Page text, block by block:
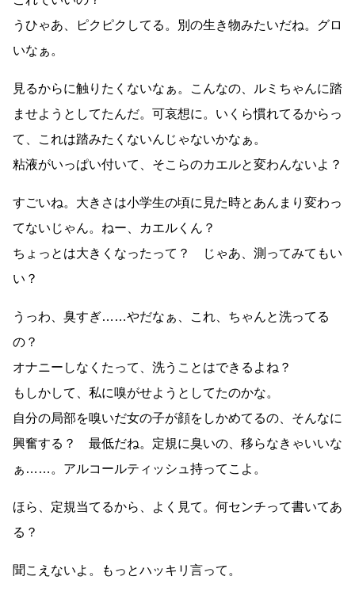
うひゃあ、ピクピクしてる。別の生き物みたいだね。グロ
いなぁ。
見るからに触りたくないなぁ。こんなの、ルミちゃんに踏
ませようとしてたんだ。可哀想に。いくら慣れてるからっ
て、これは踏みたくないんじゃないかなぁ。
粘液がいっぱい付いて、そこらのカエルと変わんないよ？
すごいね。大きさは小学生の頃に見た時とあんまり変わっ
てないじゃん。ねー、カエルくん？
ちょっとは大きくなったって？ じゃあ、測ってみてもい
い？
うっわ、臭すぎ……やだなぁ、これ、ちゃんと洗ってる
の？
オナニーしなくたって、洗うことはできるよね？
もしかして、私に嗅がせようとしてたのかな。
自分の局部を嗅いだ女の子が顔をしかめてるの、そんなに
興奮する？ 最低だね。定規に臭いの、移らなきゃいいな
ぁ……。アルコールティッシュ持ってこよ。
ほら、定規当てるから、よく見て。何センチって書いてあ
る？
聞こえないよ。もっとハッキリ言って。